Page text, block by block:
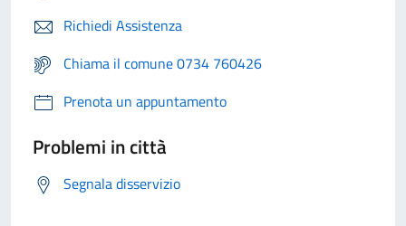
Richiedi Assistenza
Chiama il comune 0734 760426
Prenota un appuntamento
Problemi in città
Segnala disservizio